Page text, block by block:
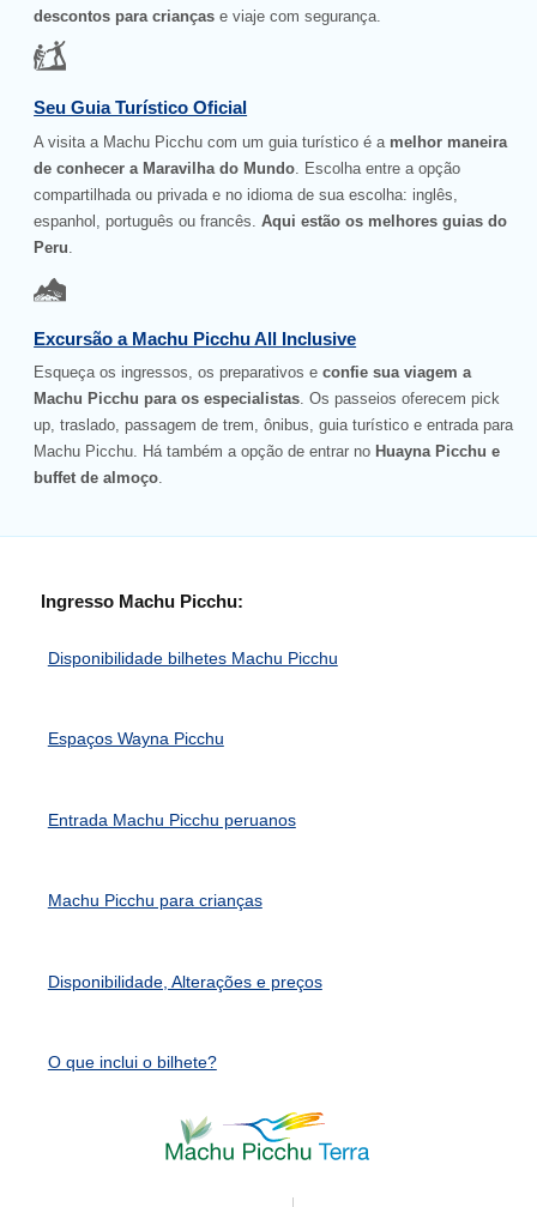
descontos para crianças e viaje com segurança.
Seu Guia Turístico Oficial
A visita a Machu Picchu com um guia turístico é a melhor maneira
de conhecer a Maravilha do Mundo . Escolha entre a opção
compartilhada ou privada e no idioma de sua escolha: inglês,
espanhol, português ou francês. Aqui estão os melhores guias do
Peru
Excursão a Machu Picchu All Inclusive
Esqueça os ingressos, os preparativos e confie sua viagem a
Machu Picchu para os especialistas. Os passeios oferecem pick
up, traslado, passagem de trem, ônibus, guia turístico e entrada para
Machu Picchu. Há também a opção de entrar no Huayna Picchu e
buffet de almoço.
Ingresso Machu Picchu:
Disponibilidade bilhetes Machu Picchu
Espaços Wayna Picchu
Entrada Machu Picchu peruanos
Machu Picchu para crianças
Disponibilidade, Alterações e preços
O que inclui o bilhete?